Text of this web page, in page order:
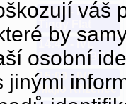
váš
by
osobní
jinými
14:00 - IVL
Tiggy Flat
14:45 - IVL
Bourbon BOM
15:00 - IVL
Majlo Kříženec